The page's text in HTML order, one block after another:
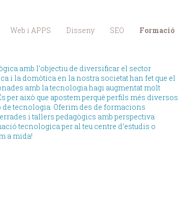
Web i APPS Disseny SEO Formació
amb l’objectiu de diversificar el sector
i la domòtica en la nostra societat han fet que el
amb la tecnologia hagi augmentat molt
per això que apostem perquè perfils més diversos
tecnologia. Oferim des de formacions
i tallers pedagògics amb perspectiva
tecnologica per al teu centre d’estudis o
a mida!